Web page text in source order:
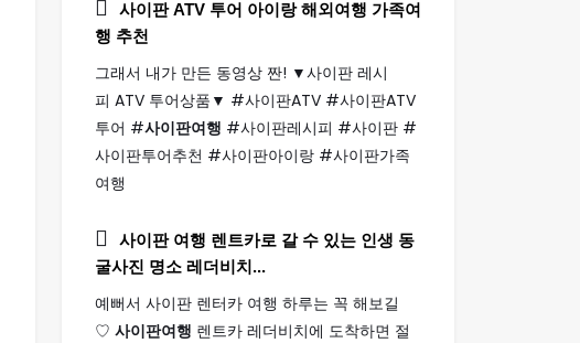
사이판ATV 투어 아이랑 해외 여행 가족여
행 추천
그래서 내가 만든 동영상 짠! ▼사이판 레시
피 ATV 투어상품▼ #사이판ATV #사이판ATV
투어 #사이판여행 #사이판레시피 #사이판 #
사이판투어추천 #사이판아이랑 #사이판가족
여행
사이판 여행 렌트카로 갈 수 있는 인생 동
굴사진 명소 레더비치...
예뻐서 사이판 렌터카 여행 하루는 꼭 해보길
♡ 사이판여행 렌트카 레더비치에 도착하면 절